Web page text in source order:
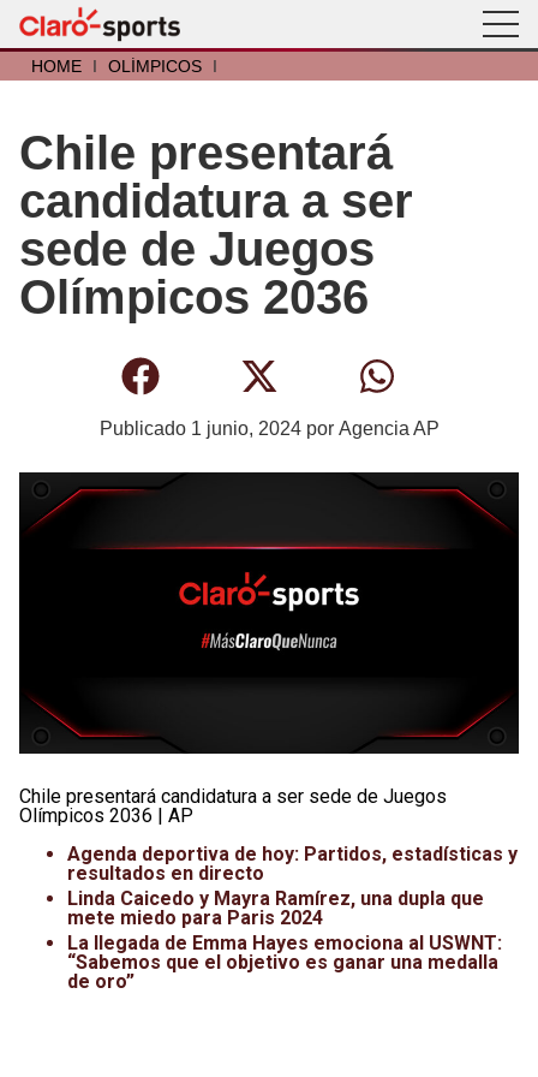
HOME I OLÍMPICOS I
Chile presentará
candidatura a ser
sede de Juegos
Olímpicos 2036
Publicado 1 junio, 2024por Agencia AP
Chile presentará candidatura a ser sede de Juegos
Olímpicos 2036 | AP
Agenda deportiva de hoy: Partidos, estadísticas y
resultados en directo
Linda Caicedo y Mayra Ramírez, una dupla que
mete miedo para Paris 2024
La llegada de Emma Hayes emociona al USWNT:
“Sabemos que el objetivo es ganar una medalla
de oro”